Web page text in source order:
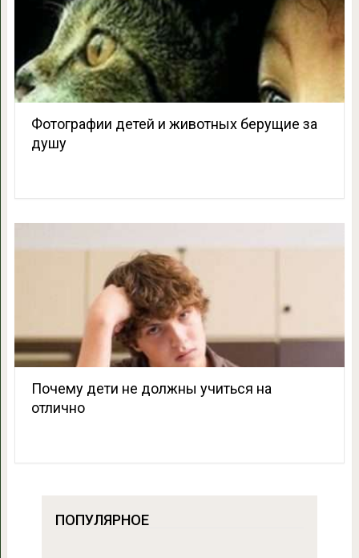
Фотографии детей и животных берущие за
душу
Почему дети не должны учиться на
отлично
ПОПУЛЯРНОЕ